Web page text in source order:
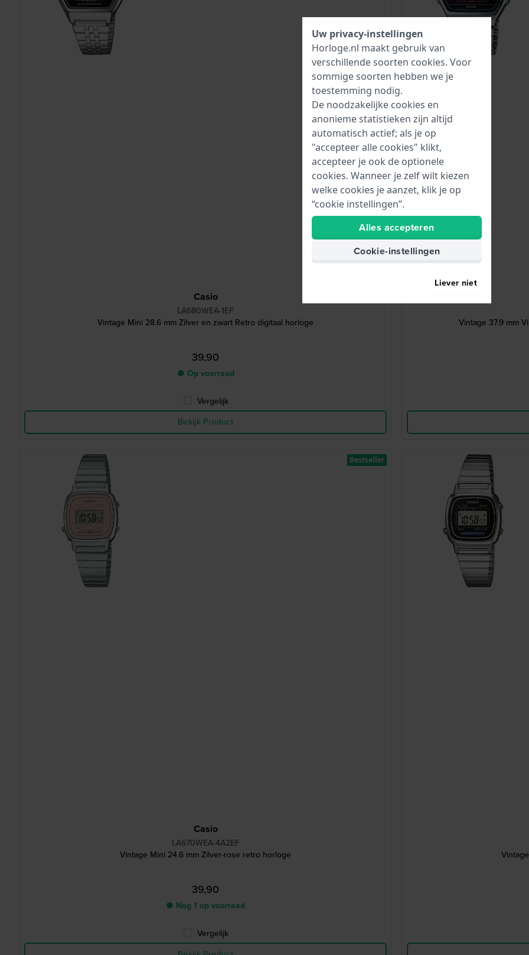
Casio
LA680WEA-1EF
Vintage Mini 28.6 mm Zilver en zwart Retro digitaal horloge
39,90
● Op voorraad
Vergelijk
Bekijk Product
Vintage 37.9 mm
Casio
LA670WEA-4A2EF
Vintage Mini 24.6 mm Zilver-rose retro horloge
39,90
● Nog 1 op voorraad
Vergelijk
Bestseller
Uw privacy-instellingen
Horloge.nl maakt gebruik van
verschillende soorten cookies. Voor
sommige soorten hebben we je
toestemming nodig.
De noodzakelijke cookies en
anonieme statistieken zijn altijd
automatisch actief; als je op
"accepteer alle cookies" klikt,
accepteer je ook de optionele
cookies. Wanneer je zelf wilt kiezen
welke cookies je aanzet, klik je op
“cookie instellingen”.
Alles accepteren
Cookie-instellingen
Liever niet